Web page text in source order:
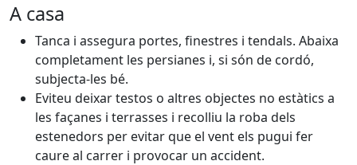
A casa
Tanca i assegura portes, finestres i tendals. Abaixa
completament les persianes i, si són de cordó,
subjecta-les bé.
Eviteu deixar testos o altres objectes no estàtics a
les façanes i terrasses i recolliu la roba dels
estenedors per evitar que el vent els pugui fer
caure al carrer i provocar un accident.